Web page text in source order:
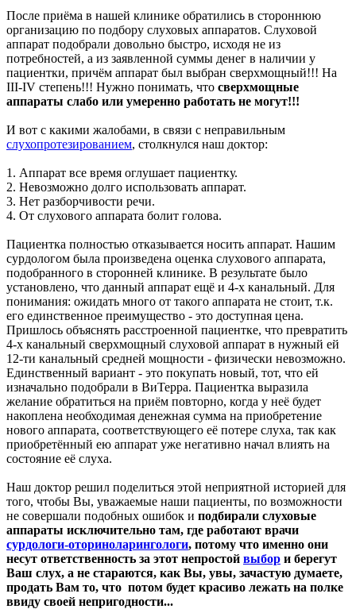
После приёма в нашей клинике обратились в стороннюю
организацию по подбору слуховых аппаратов. Слуховой
аппарат подобрали довольно быстро, исходя не из
потребностей, а из заявленной суммы денег в наличии у
пациентки, причём аппарат был выбран сверхмощный!!! На
III-IV степень!!! Нужно понимать, что сверхмощные
аппараты слабо или умеренно работать не могут!!!
И вот с какими жалобами, в связи с неправильным
слухопротезированием, столкнулся наш доктор:
1. Аппарат все время оглушает пациентку.
2. Невозможно долго использовать аппарат.
3. Нет разборчивости речи.
4. От слухового аппарата болит голова.
Пациентка полностью отказывается носить аппарат. Нашим
сурдологом была произведена оценка слухового аппарата,
подобранного в сторонней клинике. В результате было
установлено, что данный аппарат ещё и 4-х канальный. Для
понимания: ожидать много от такого аппарата не стоит, т.к.
его единственное преимущество - это доступная цена.
Пришлось объяснять расстроенной пациентке, что превратить
4-х канальный сверхмощный слуховой аппарат в нужный ей
12-ти канальный средней мощности - физически невозможно.
Единственный вариант - это покупать новый, тот, что ей
изначально подобрали в ВиТерра. Пациентка выразила
желание обратиться на приём повторно, когда у неё будет
накоплена необходимая денежная сумма на приобретение
нового аппарата, соответствующего её потере слуха, так как
приобретённый ею аппарат уже негативно начал влиять на
состояние её слуха.
Наш доктор решил поделиться этой неприятной историей для
того, чтобы Вы, уважаемые наши пациенты, по возможности
не совершали подобных ошибок и подбирали слуховые
аппараты исключительно там, где работают врачи
сурдологи-оториноларингологи, потому что именно они
несут ответственность за этот непростой выбор и берегут
Ваш слух, а не стараются, как Вы, увы, зачастую думаете,
продать Вам то, что потом будет красиво лежать на полке
ввиду своей непригодности...